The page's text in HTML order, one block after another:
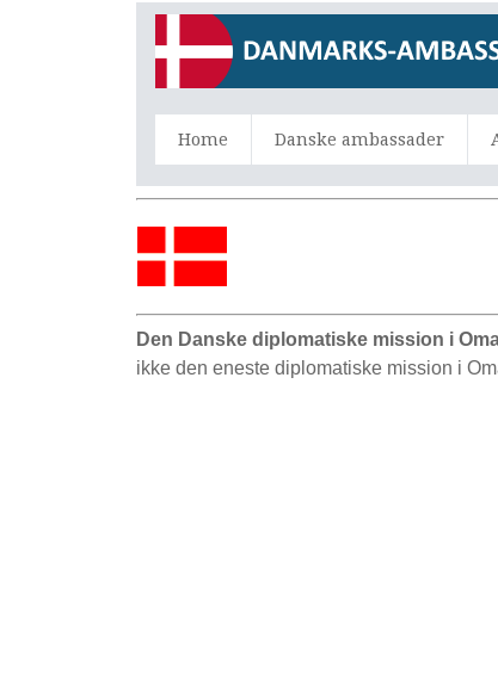
Home Danske ambassader
Den Danske diplomatiske mission i
ikke den eneste diplomatiske mission i